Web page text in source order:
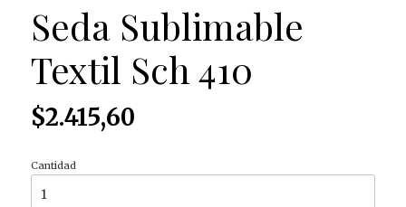
Seda Sublimable
Textil Sch 410
$2.415,60
Cantidad